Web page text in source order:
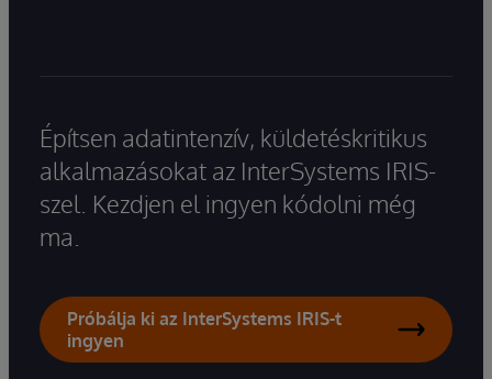
Építsen adatintenzív, küldetéskritikus
alkalmazásokat az InterSystems IRIS-
szel. Kezdjen el ingyen kódolni még
ma.
Próbálja ki az InterSystems IRIS-t
ingyen